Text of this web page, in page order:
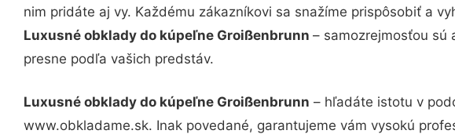
nim pridáte aj vy. Každému zákazníkovi sa snažíme prispôsobiť a
Luxusné obklady do kúpeľne Groißenbrunn – samozrejmosťou sú
presne podľa vašich predstáv.
Luxusné obklady do kúpeľne Groißenbrunn – hľadáte istotu v
www.obkladame.sk. Inak povedané, garantujeme vám vysokú